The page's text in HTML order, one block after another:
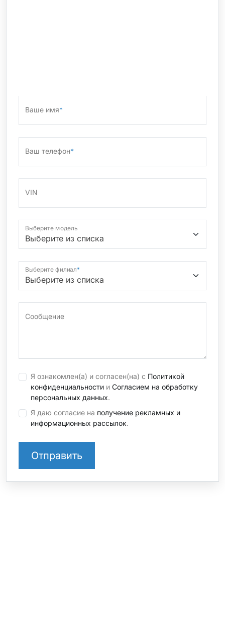
Ваше имя*
Ваш телефон*
VIN
Выберите модель
Выберите филиал*
Сообщение
Я ознакомлен(а) и согласен(на) с Политикой
конфиденциальности и Согласием на обработку
персональных данных.
Я даю согласие на получение рекламных и
информационных рассылок.